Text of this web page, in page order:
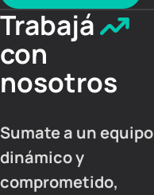
Trabajá
con
nosotros
Sumate a un equipo
dinámico y
comprometido,